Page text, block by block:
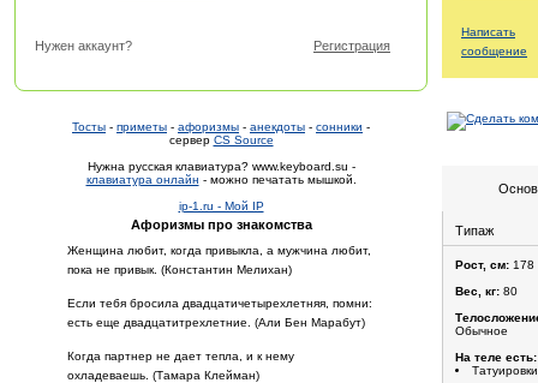
Нужен аккаунт? Регистрация
Тосты - приметы - афоризмы - анекдоты - сонники -
сервер CS Source
Нужна русская клавиатура? www.keyboard.su -
клавиатура онлайн - можно печатать мышкой.
ip-1.ru - Мой IP
Афоризмы про знакомства
Женщина любит, когда привыкла, а мужчина любит,
пока не привык. (Константин Мелихан)
Если тебя бросила двадцатичетырехлетняя, помни:
есть еще двадцатитрехлетние. (Али Бен Марабут)
Когда партнер не дает тепла, и к нему
охладеваешь. (Тамара Клейман)
Написать
сообщение
Типаж
Рост, см: 178
Вес, кг: 80
Обычное
На теле есть:
Татуировки